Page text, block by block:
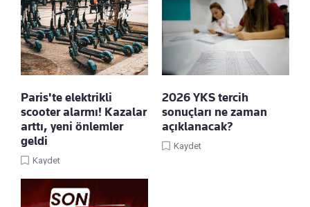
Paris'te elektrikli
scooter alarmı! Kazalar
arttı, yeni önlemler
geldi
Kaydet
2026 YKS tercih
sonuçları ne zaman
açıklanacak?
Kaydet